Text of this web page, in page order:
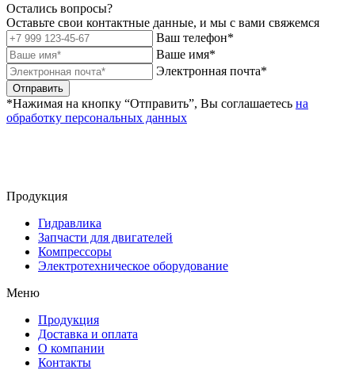
Остались вопросы?
Оставьте свои контактные данные, и мы с вами свяжемся
Ваш телефон*
Ваше имя*
Электронная почта*
Отправить
*Нажимая на кнопку “Отправить”, Вы соглашаетесь на
обработку персональных данных
Продукция
Гидравлика
Запчасти для двигателей
Компрессоры
Электротехническое оборудование
Меню
Продукция
Доставка и оплата
О компании
Контакты